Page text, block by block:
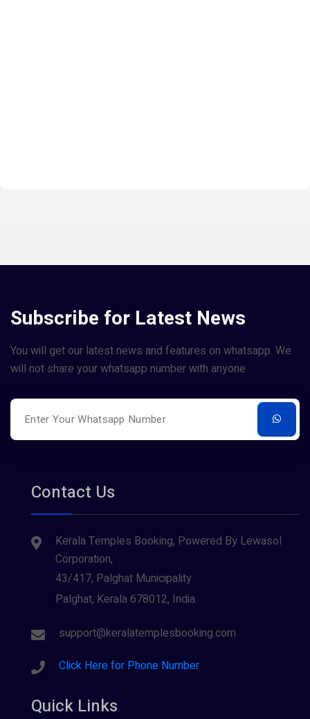
Subscribe for Latest News
You will get our latest news and features on whatsapp. We
will not share your whatsapp number with anyone
Contact Us
Kerala Temples Booking, Powered By Lewasol
Corporation,
43/417, Palghat Municipality
Palghat, Kerala 678012, India
support@keralatemplesbooking.com
Click Here for Phone Number
Quick Links